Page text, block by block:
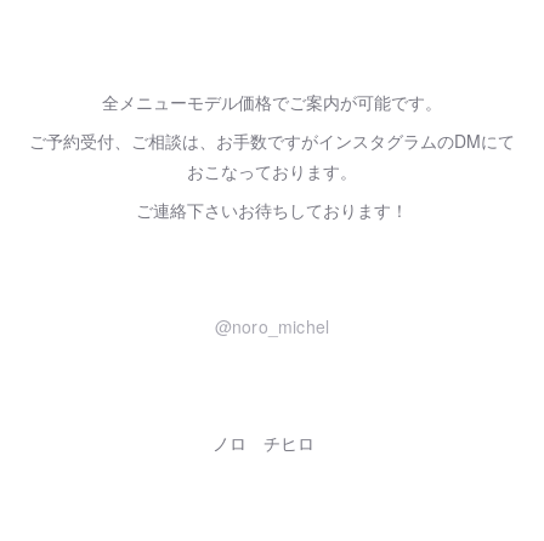
全メニューモデル価格でご案内が可能です。
ご予約受付、ご相談は、お手数ですがインスタグラムのDMにて
おこなっております。
ご連絡下さいお待ちしております！
@noro_michel
ノロ チヒロ